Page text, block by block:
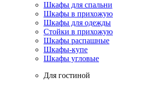
Шкафы для спальни
Шкафы в прихожую
Шкафы для одежды
Стойки в прихожую
Шкафы распашные
Шкафы-купе
Шкафы угловые
Для гостиной